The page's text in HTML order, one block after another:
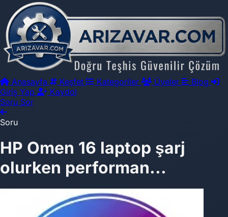
Anasayfa Keşfet Kategoriler Üyeler
Blog
Giriş Yap
Kaydol
Soru Sor
Soru
HP Omen 16 laptop şarj
olurken performan...